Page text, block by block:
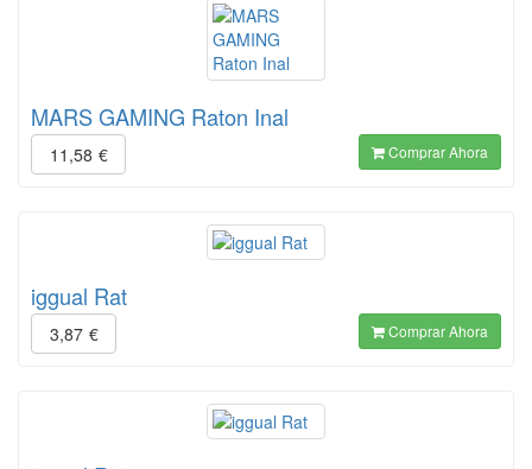
MARS GAMING Raton Inal
11,58 € Comprar Ahora
iggual Rat
3,87 € Comprar Ahora